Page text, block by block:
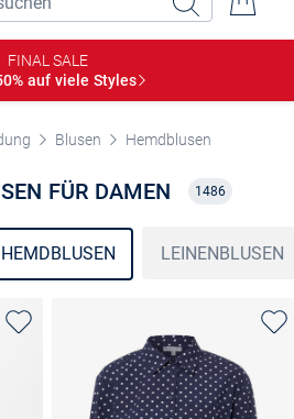
FINAL SALE
auf viele Styles
Blusen Hemdblusen
FÜR DAMEN 1486
HEMDBLUSEN LEINENBLUSEN